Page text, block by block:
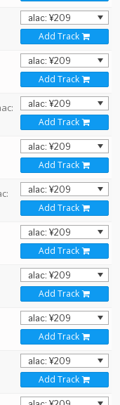
Add Track
Add Track
Add Track
Add Track
Add Track
Add Track
Add Track
Add Track
Add Track